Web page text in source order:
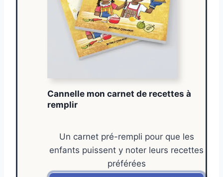
Cannelle mon carnet de recettes à
remplir
Un carnet pré-rempli pour que les
enfants puissent y noter leurs recettes
préférées